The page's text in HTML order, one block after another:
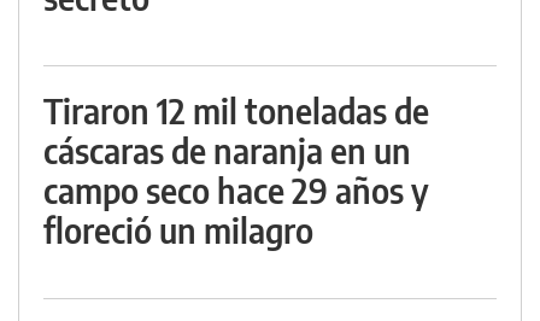
Tiraron 12 mil toneladas de
cáscaras de naranja en un
campo seco hace 29 años y
floreció un milagro